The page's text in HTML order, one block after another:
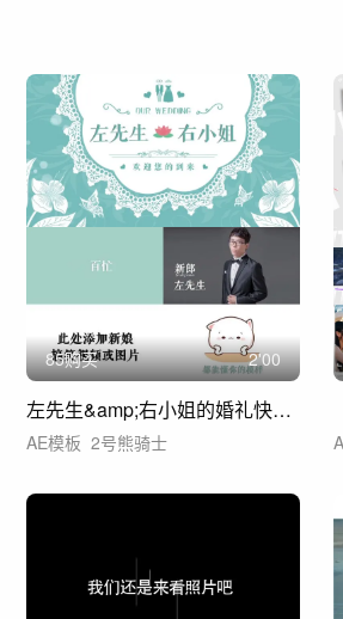
85购买 2'00
左先生&amp;右小姐的婚礼快闪AE模板
AE模板 2号熊骑士